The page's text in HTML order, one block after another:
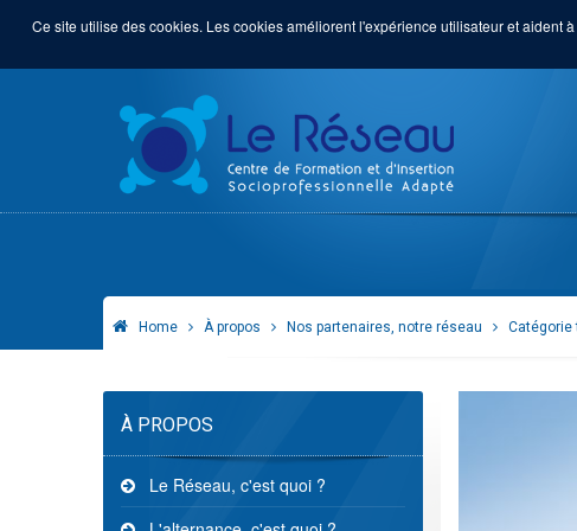
Ce site utilise des cookies. Les cookies améliorent l'expérience utilisateur et aident
Home À propos Nos partenaires, notre réseau Catégorie
À PROPOS
Le Réseau, c'est quoi ?